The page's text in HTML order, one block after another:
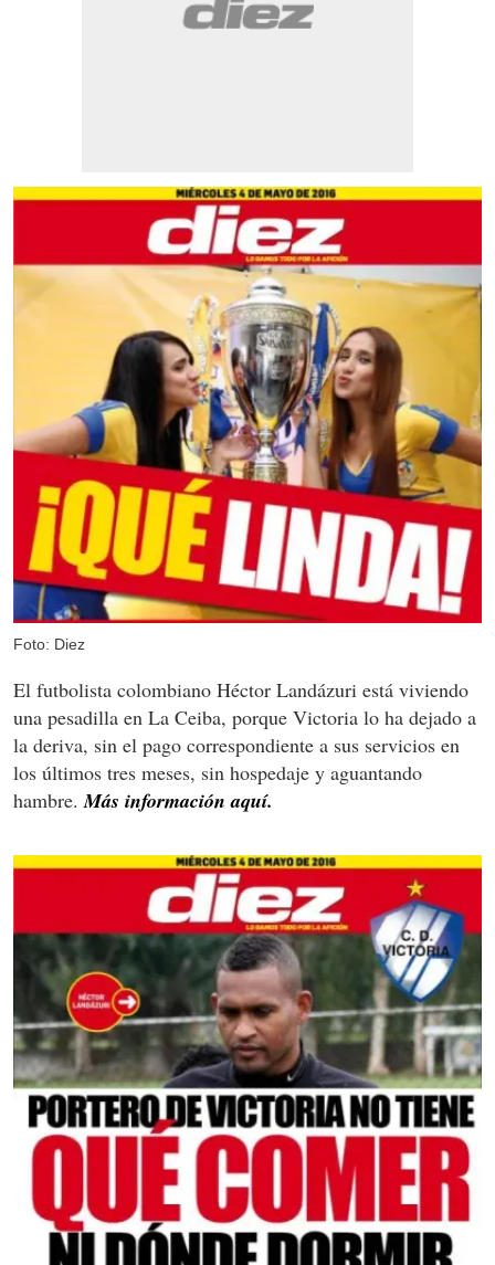
Foto: Diez
El futbolista colombiano Héctor Landázuri está viviendo
una pesadilla en La Ceiba, porque Victoria lo ha dejado a
la deriva, sin el pago correspondiente a sus servicios en
los últimos tres meses, sin hospedaje y aguantando
hambre.Más información aquí.